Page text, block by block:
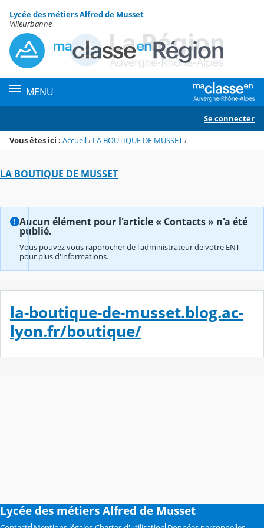
Menu de la rubrique
Contenu
Lycée des métiers Alfred de Musset
Villeurbanne
MENU
Se connecter
Vous êtes ici : Accueil› LA BOUTIQUE DE MUSSET›
LA BOUTIQUE DE MUSSET
Aucun élément pour l'article « Contacts » n'a été
publié.
Vous pouvez vous rapprocher de l'administrateur de votre ENT
pour plus d'informations.
la-boutique-de-musset.blog.ac-
lyon.fr/boutique/
Lycée des métiers Alfred de Musset